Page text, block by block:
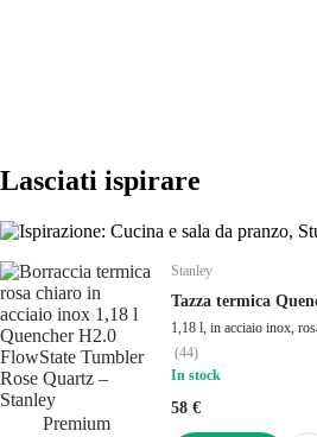
Lasciati ispirare
Premium
Stanley
Tazza termica
1,18 l, in acciaio inox,
(44)
In stock
58 €